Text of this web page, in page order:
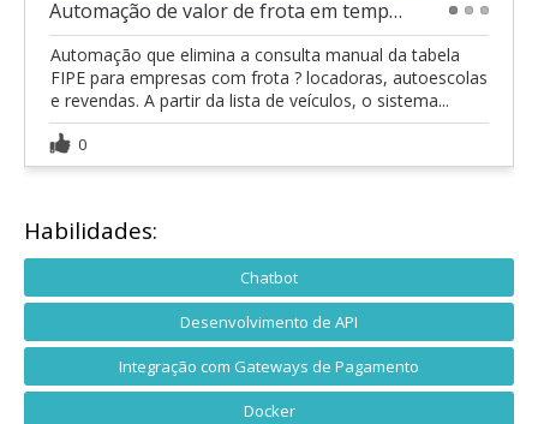
Automação de valor de frota em tempo real
Automação que elimina a consulta manual da tabela
FIPE para empresas com frota ? locadoras, autoescolas
e revendas. A partir da lista de veículos, o sistema...
0
Habilidades:
Chatbot
Desenvolvimento de API
Integração com Gateways de Pagamento
Docker